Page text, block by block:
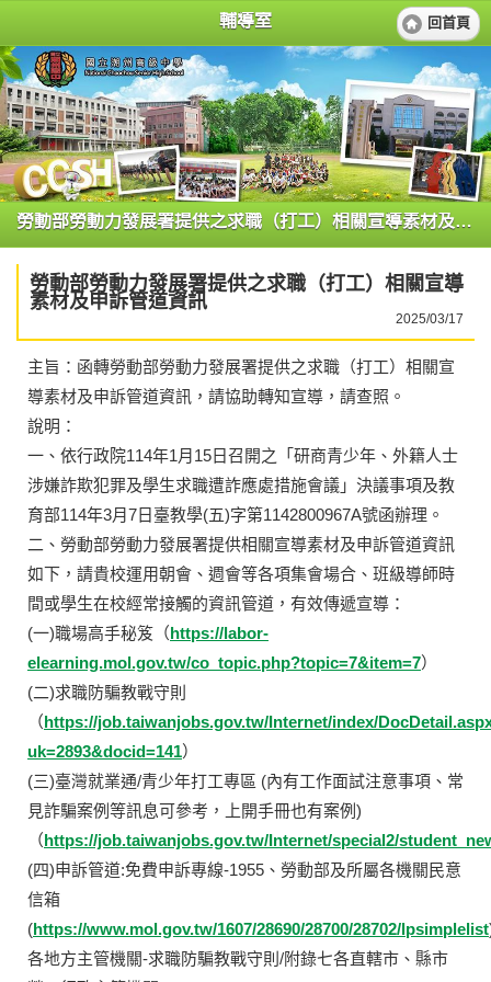
輔導室 回首頁
勞動部勞動力發展署提供之求職（打工）相關宣導素材及申訴管道資訊
勞動部勞動力發展署提供之求職（打工）相關宣導
素材及申訴管道資訊
2025/03/17
主旨：函轉勞動部勞動力發展署提供之求職（打工）相關宣
導素材及申訴管道資訊，請協助轉知宣導，請查照。
說明：
一、依行政院114年1月15日召開之「研商青少年、外籍人士
涉嫌詐欺犯罪及學生求職遭詐應處措施會議」決議事項及教
育部114年3月7日臺教學(五)字第1142800967A號函辦理。
二、勞動部勞動力發展署提供相關宣導素材及申訴管道資訊
如下，請貴校運用朝會、週會等各項集會場合、班級導師時
間或學生在校經常接觸的資訊管道，有效傳遞宣導：
(一)職場高手秘笈（https://labor-
elearning.mol.gov.tw/co_topic.php?topic=7&item=7）
(二)求職防騙教戰守則
（https://job.taiwanjobs.gov.tw/Internet/index/
uk=2893&docid=141）
(三)臺灣就業通/青少年打工專區 (內有工作面試注意事項、常
見詐騙案例等訊息可參考，上開手冊也有案例)
（https://job.taiwanjobs.gov.tw/Internet/special2/
(四)申訴管道:免費申訴專線-1955、勞動部及所屬各機關民意
信箱
(https://www.mol.gov.tw/1607/28690/28700/28702/lpsimplelist
各地方主管機關-求職防騙教戰守則/附錄七各直轄市、縣市